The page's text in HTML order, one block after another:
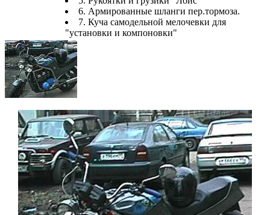
6. Армированные шланги пер.тормоза.
7. Куча самодельной мелочевки для
"установки и компоновки"